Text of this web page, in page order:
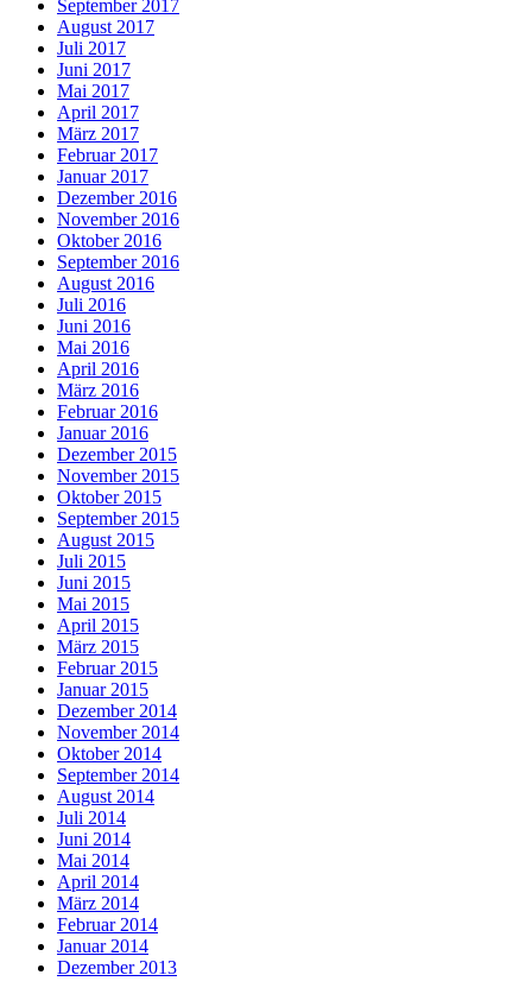
September 2017
August 2017
Juli 2017
Juni 2017
Mai 2017
April 2017
März 2017
Februar 2017
Januar 2017
Dezember 2016
November 2016
Oktober 2016
September 2016
August 2016
Juli 2016
Juni 2016
Mai 2016
April 2016
März 2016
Februar 2016
Januar 2016
Dezember 2015
November 2015
Oktober 2015
September 2015
August 2015
Juli 2015
Juni 2015
Mai 2015
April 2015
März 2015
Februar 2015
Januar 2015
Dezember 2014
November 2014
Oktober 2014
September 2014
August 2014
Juli 2014
Juni 2014
Mai 2014
April 2014
März 2014
Februar 2014
Januar 2014
Dezember 2013